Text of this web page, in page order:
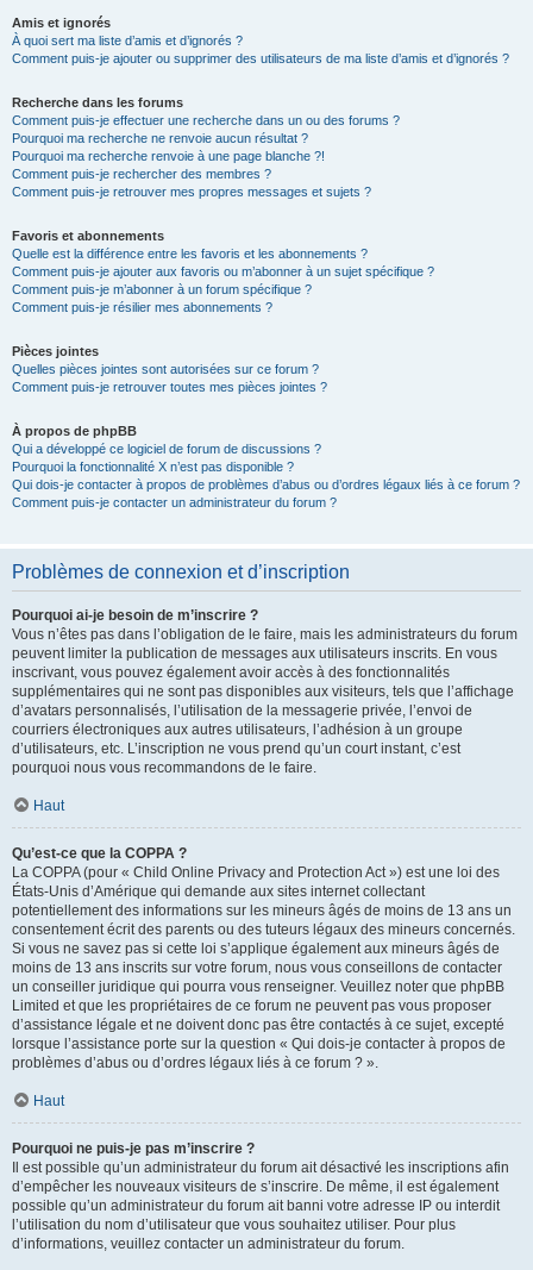
Amis et ignorés
À quoi sert ma liste d’amis et d’ignorés ?
Comment puis-je ajouter ou supprimer des utilisateurs de ma liste d’amis et d’ignorés ?
Recherche dans les forums
Comment puis-je effectuer une recherche dans un ou des forums ?
Pourquoi ma recherche ne renvoie aucun résultat ?
Pourquoi ma recherche renvoie à une page blanche ?!
Comment puis-je rechercher des membres ?
Comment puis-je retrouver mes propres messages et sujets ?
Favoris et abonnements
Quelle est la différence entre les favoris et les abonnements ?
Comment puis-je ajouter aux favoris ou m’abonner à un sujet spécifique ?
Comment puis-je m’abonner à un forum spécifique ?
Comment puis-je résilier mes abonnements ?
Pièces jointes
Quelles pièces jointes sont autorisées sur ce forum ?
Comment puis-je retrouver toutes mes pièces jointes ?
À propos de phpBB
Qui a développé ce logiciel de forum de discussions ?
Pourquoi la fonctionnalité X n’est pas disponible ?
Qui dois-je contacter à propos de problèmes d’abus ou d’ordres légaux liés à ce forum ?
Comment puis-je contacter un administrateur du forum ?
Problèmes de connexion et d’inscription
Pourquoi ai-je besoin de m’inscrire ?
Vous n’êtes pas dans l’obligation de le faire, mais les administrateurs du forum
peuvent limiter la publication de messages aux utilisateurs inscrits. En vous
inscrivant, vous pouvez également avoir accès à des fonctionnalités
supplémentaires qui ne sont pas disponibles aux visiteurs, tels que l’affichage
d’avatars personnalisés, l’utilisation de la messagerie privée, l’envoi de
courriers électroniques aux autres utilisateurs, l’adhésion à un groupe
d’utilisateurs, etc. L’inscription ne vous prend qu’un court instant, c’est
pourquoi nous vous recommandons de le faire.
Haut
Qu’est-ce que la COPPA ?
La COPPA (pour « Child Online Privacy and Protection Act ») est une loi des
États-Unis d’Amérique qui demande aux sites internet collectant
potentiellement des informations sur les mineurs âgés de moins de 13 ans un
consentement écrit des parents ou des tuteurs légaux des mineurs concernés.
Si vous ne savez pas si cette loi s’applique également aux mineurs âgés de
moins de 13 ans inscrits sur votre forum, nous vous conseillons de contacter
un conseiller juridique qui pourra vous renseigner. Veuillez noter que phpBB
Limited et que les propriétaires de ce forum ne peuvent pas vous proposer
d’assistance légale et ne doivent donc pas être contactés à ce sujet, excepté
lorsque l’assistance porte sur la question « Qui dois-je contacter à propos de
problèmes d’abus ou d’ordres légaux liés à ce forum ? ».
Haut
Pourquoi ne puis-je pas m’inscrire ?
Il est possible qu’un administrateur du forum ait désactivé les inscriptions afin
d’empêcher les nouveaux visiteurs de s’inscrire. De même, il est également
possible qu’un administrateur du forum ait banni votre adresse IP ou interdit
l’utilisation du nom d’utilisateur que vous souhaitez utiliser. Pour plus
d’informations, veuillez contacter un administrateur du forum.